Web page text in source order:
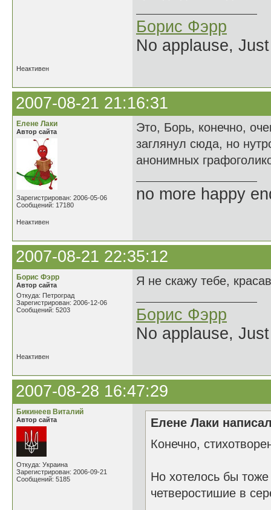
Борис Фэрр
No applause,
Неактивен
2007-08-21 21:16:31
Елене Лаки
Автор сайта
Зарегистрирован: 2006-05-06
Сообщений: 17180
Это, Борь, конечно,
заглянул сюда, но
анонимных
no more happy
Неактивен
2007-08-21 22:35:12
Борис Фэрр
Автор сайта
Откуда: Петроград
Зарегистрирован: 2006-12-06
Сообщений: 5203
Я не скажу тебе,
Борис Фэрр
No applause,
Неактивен
2007-08-28 16:47:29
Бикинеев Виталий
Автор сайта
Откуда: Украина
Зарегистрирован: 2006-09-21
Сообщений: 5185
Елене Лаки
Конечно,
Но хотелось бы
четверостишие в